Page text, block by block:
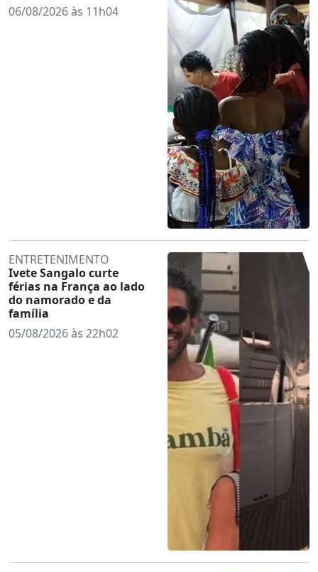
06/08/2026 às 11h04
ENTRETENIMENTO
Ivete Sangalo curte
férias na França ao lado
do namorado e da
família
05/08/2026 às 22h02